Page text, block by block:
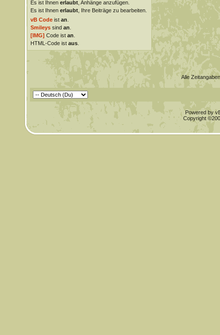
Es ist Ihnen erlaubt, Anhänge anzufügen.
Es ist Ihnen erlaubt, Ihre Beiträge zu bearbeiten.
vB Codeist an
Smileyssind an
[IMG] Code ist an
HTML-Code ist aus.
Alle
Powered by
Copyright